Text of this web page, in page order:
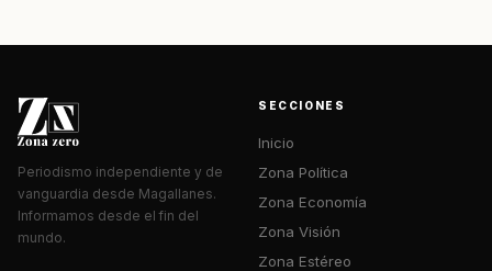
Periodismo independiente y de
vanguardia desde Magallanes.
Informamos desde el fin del
mundo.
SECCIONES
Inicio
Zona Política
Zona Economía
Zona Visión
Zona Estéreo